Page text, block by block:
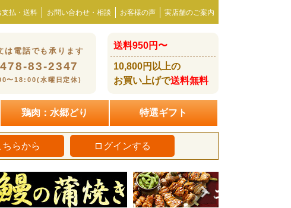
支払・送料 お問い合わせ・相談 お客様の声 実店舗のご案内
は電話でも承ります
83-2347
〜18:00(水曜日定休)
送料950円〜
10,800円以上の
お買い上げで送料無料
鶏肉：水郷どり 特選ギフト
らから ログインする